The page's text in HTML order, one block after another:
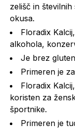
zelišč in
okusa.
Floradix
alkohola,
Je brez
Primeren je
Floradix
koristen za
športnike.
Primeren je